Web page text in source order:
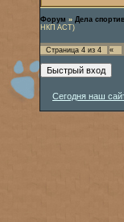
Форум » Дела
НКП АСТ)
Страница 4 из 4 «
Сегодня наш